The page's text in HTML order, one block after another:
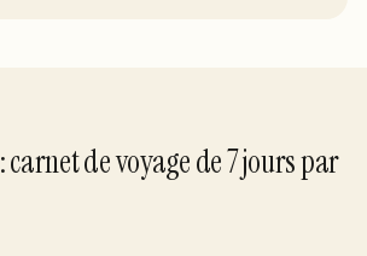
: carnet de voyage de7jourspar